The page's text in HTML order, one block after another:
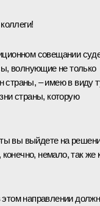
совещании
волнующие не только
страны, – имею в виду
страны, которую
вы выйдете на
немало, так же
этом направлении